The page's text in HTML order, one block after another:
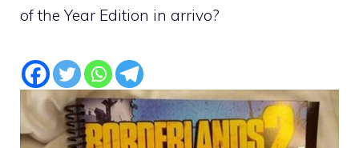
of the Year Edition in arrivo?